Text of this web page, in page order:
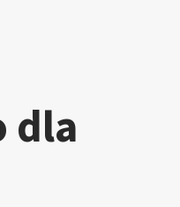
dla